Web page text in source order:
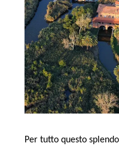
Per tutto questo